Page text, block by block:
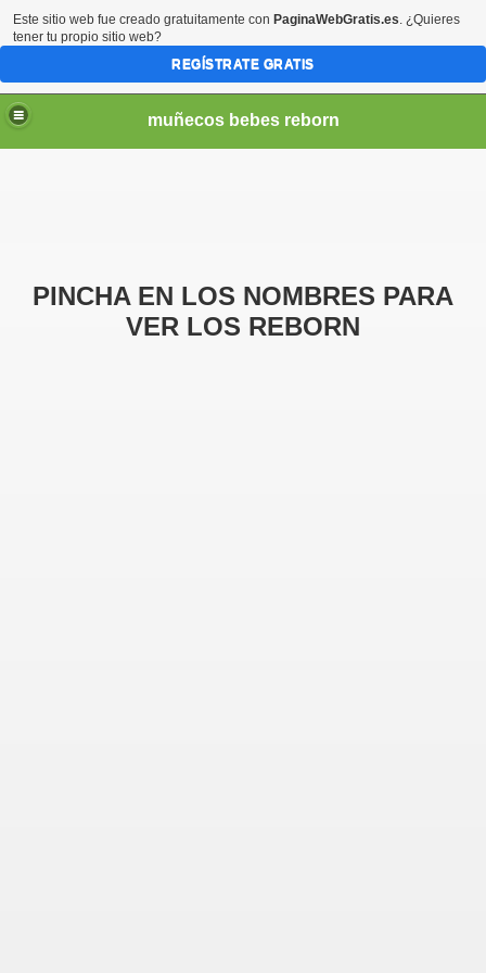
muñecos bebes reborn
PINCHA EN LOS NOMBRES PARA
VER LOS REBORN
Este sitio web fue creado gratuitamente con PaginaWebGratis.es. ¿Quieres
tener tu propio sitio web?
REGÍSTRATE GRATIS